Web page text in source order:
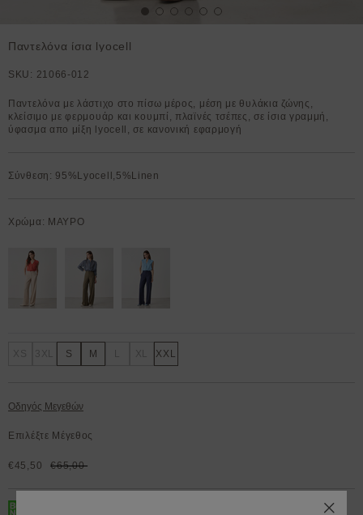
Παντελόνα ίσια lyocell
SKU: 21066-012
Παντελόνα με λάστιχο στο πίσω μέρος, μέση με θυλάκια ζώνης,
κλείσιμο με φερμουάρ και κουμπί, πλαϊνές τσέπες, σε ίσια γραμμή,
ύφασμα απο μίξη lyocell, σε κανονική εφαρμογή
Σύνθεση: 95%Lyocell,5%Linen
Χρώμα: ΜΑΥΡΟ
S M XXL
Οδηγός Μεγεθών
Επιλέξτε Μέγεθος
€45,50 €65,00